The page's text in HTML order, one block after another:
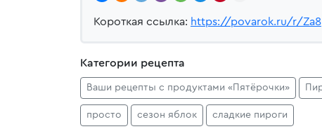
Короткая ссылка: https://povarok.ru/r/Za8
Категории рецепта
Ваши рецепты с продуктами «Пятёрочки»
просто сезон яблок сладкие пироги